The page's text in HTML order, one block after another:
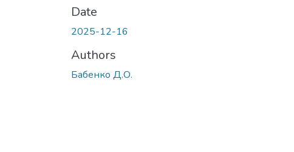
Date
2025-12-16
Authors
Бабенко Д.О.